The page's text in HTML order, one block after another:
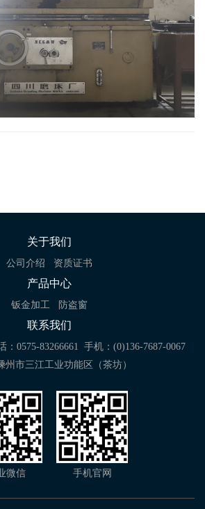
关于我们
公司介绍 资质证书
产品中心
钣金加工 防盗窗
联系我们
：0575-83266661 手机：(0)136-7687-0067
州市三江工业功能区（茶坊）
微信 手机官网